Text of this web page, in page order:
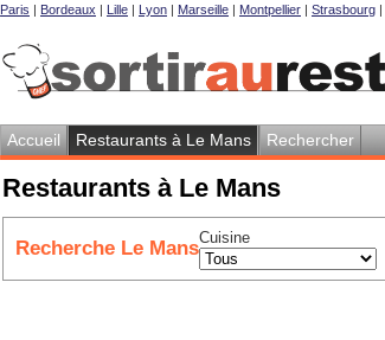
Paris | Bordeaux | Lille | Lyon | Marseille | Montpellier | Strasbourg |
Accueil Restaurants à Le Mans Rechercher
Restaurants à Le Mans
Recherche Le MansCuisine